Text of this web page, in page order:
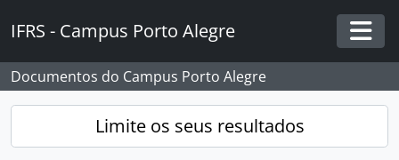
IFRS - Campus Porto Alegre
Documentos do Campus Porto Alegre
Limite os seus resultados